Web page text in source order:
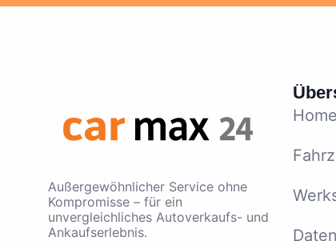
Außergewöhnlicher Service ohne
Kompromisse – für ein
unvergleichliches Autoverkaufs- und
Ankaufserlebnis.
Home